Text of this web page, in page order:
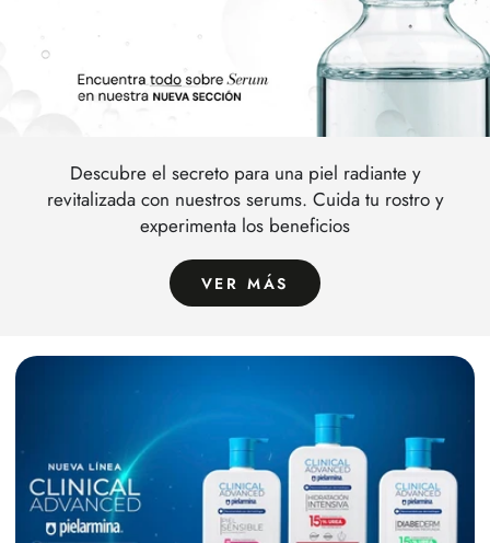
Descubre el secreto para una piel radiante y
revitalizada con nuestros serums. Cuida tu rostro y
experimenta los beneficios
VER MÁS